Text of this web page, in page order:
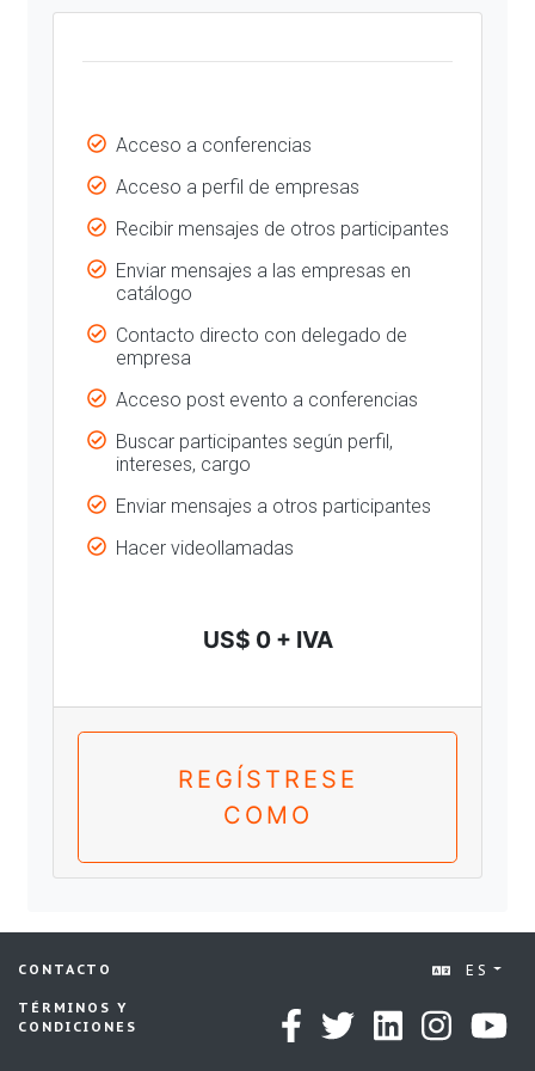
Acceso a conferencias
Acceso a perfil de empresas
Recibir mensajes de otros participantes
Enviar mensajes a las empresas en
catálogo
Contacto directo con delegado de
empresa
Acceso post evento a conferencias
Buscar participantes según perfil,
intereses, cargo
Enviar mensajes a otros participantes
Hacer videollamadas
US$ 0 + IVA
REGÍSTRESE
COMO
CONTACTO
TÉRMINOS Y
CONDICIONES
ES